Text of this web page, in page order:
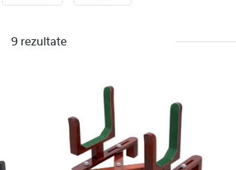
9 rezultate